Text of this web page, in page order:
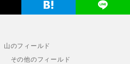
山のフィールド
その他のフィールド